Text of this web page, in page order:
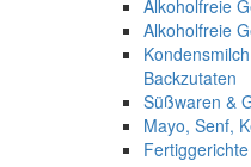
Alkoholfreie
Alkoholfreie
Backzutaten
Süßwaren &
Mayo, Senf,
Fertiggerichte